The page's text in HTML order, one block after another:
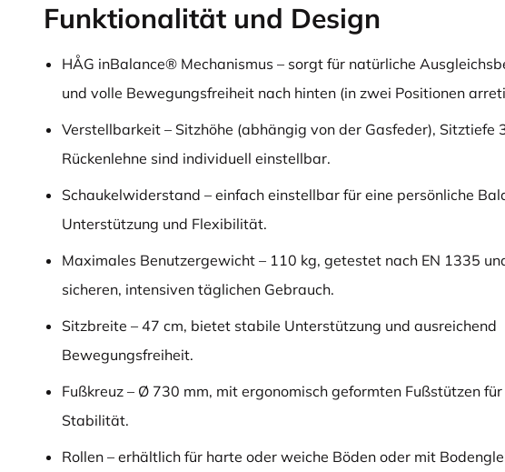
Funktionalität und Design
HÅG inBalance® Mechanismus – sorgt für natürliche
und volle Bewegungsfreiheit nach hinten (in zwei Positionen
Verstellbarkeit – Sitzhöhe (abhängig von der Gasfeder), Sitztiefe
Rückenlehne sind individuell einstellbar.
Schaukelwiderstand – einfach einstellbar für eine persönliche
Unterstützung und Flexibilität.
Maximales Benutzergewicht – 110 kg, getestet nach EN 1335
sicheren, intensiven täglichen Gebrauch.
Sitzbreite – 47 cm, bietet stabile Unterstützung und ausreichend
Bewegungsfreiheit.
Fußkreuz – Ø 730 mm, mit ergonomisch geformten Fußstützen
Stabilität.
Rollen – erhältlich für harte oder weiche Böden oder mit